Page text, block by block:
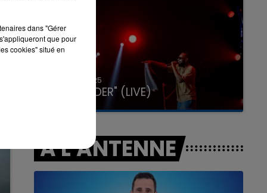
31 janvier 2025
GIMS "SPIDER" (LIVE)
A L'ANTENNE
dans "Gérer
que pour
cookies" situé en